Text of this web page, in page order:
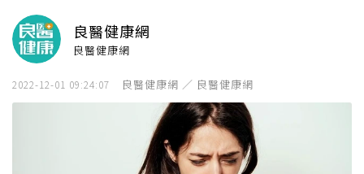
良醫健康網
良醫健康網
2022-12-01 09:24:07 良醫健康網 ／ 良醫健康網